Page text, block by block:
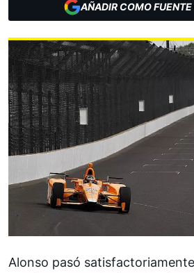
AÑADIR COMO FUENTE
Alonso pasó